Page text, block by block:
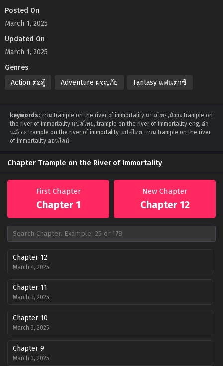
Posted On
March 1, 2025
Updated On
March 1, 2025
Genres
Action ต่อสู้
Adventure ผจญภัย Fantasy แฟนตาซี
keywords: อ่าน trample on the river of immortality แปลไทย,มังงะ trample on
the river of immortality แปลไทย, trample on the river of immortality eng, อ่า
นมังงะ trample on the river of immortality แปลไทย, อ่าน trample on the river
of immortality ออนไลน์
Chapter Trample on the River of Immortality
First Chapter
Chapter 1
New Chapter
Chapter 12
Chapter 12
March 4, 2025
Chapter 11
March 3, 2025
Chapter 10
March 3, 2025
Chapter 9
March 3, 2025